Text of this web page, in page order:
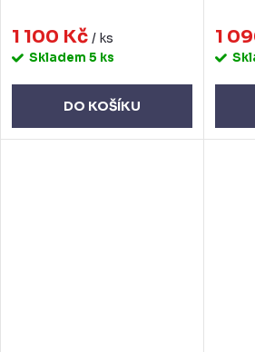
1 100 Kč / ks
Skladem 5 ks
DO KOŠÍKU
1